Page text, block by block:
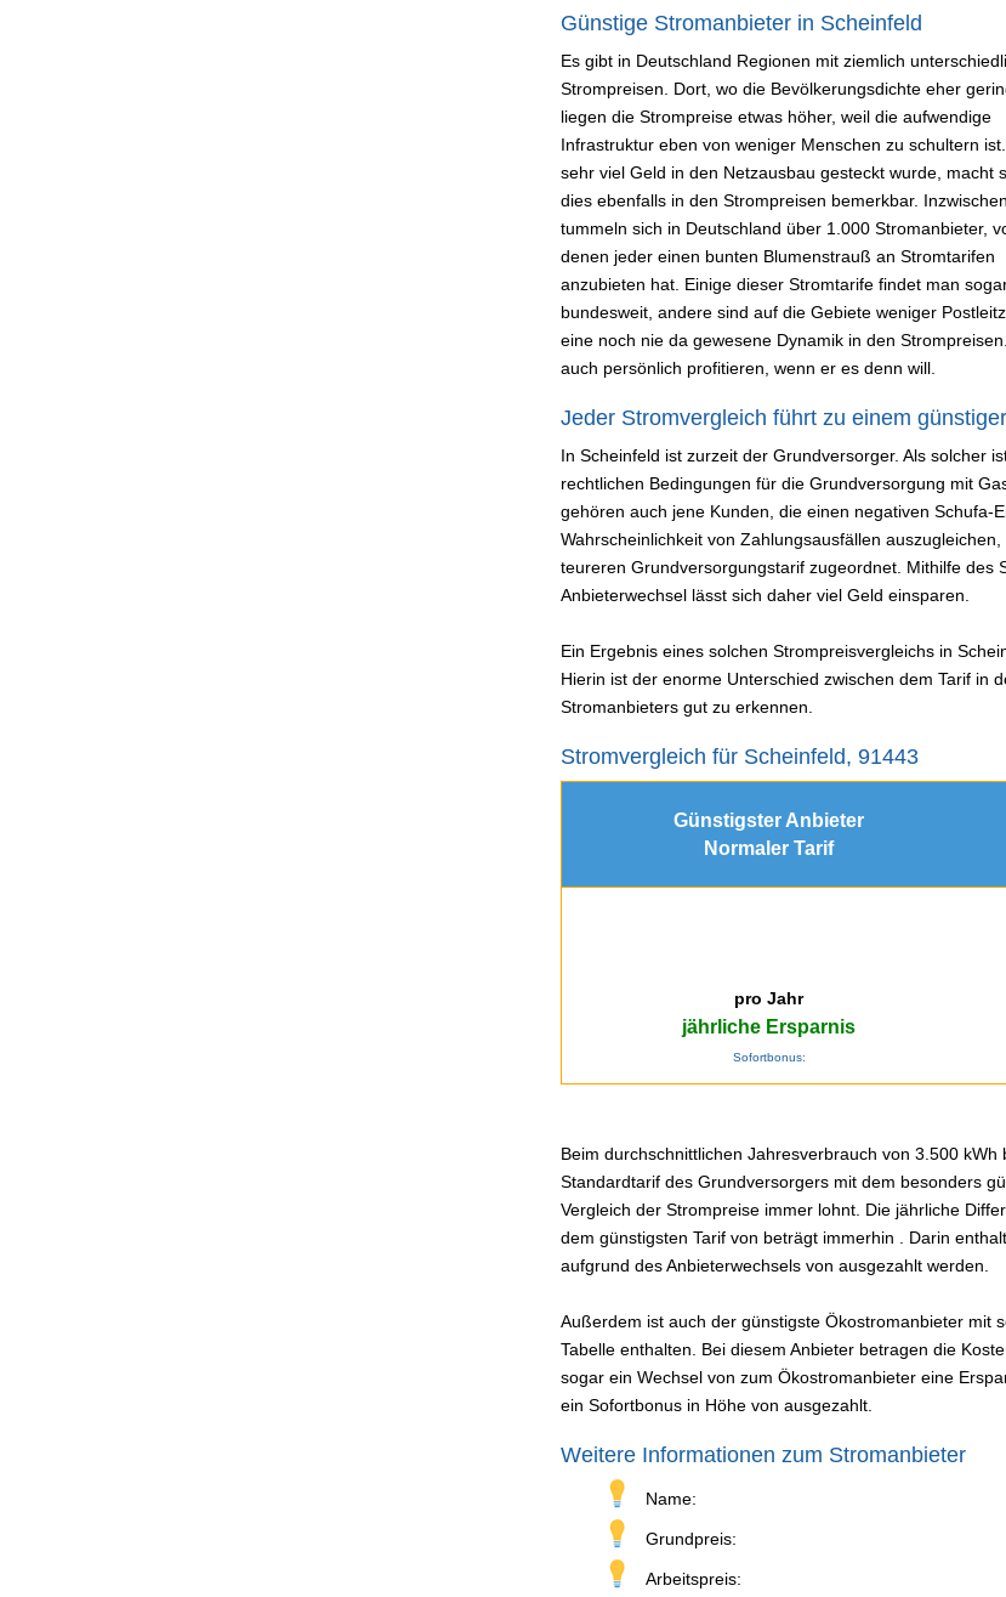
Günstige Stromanbieter in Scheinfeld
Es gibt in Deutschland Regionen mit ziemlich
Strompreisen. Dort, wo die Bevölkerungsdichte eher
liegen die Strompreise etwas höher, weil die aufwendige
Infrastruktur eben von weniger Menschen zu schultern
sehr viel Geld in den Netzausbau gesteckt wurde, macht
dies ebenfalls in den Strompreisen bemerkbar. Inzwischen
tummeln sich in Deutschland über 1.000 Stromanbieter,
denen jeder einen bunten Blumenstrauß an Stromtarifen
anzubieten hat. Einige dieser Stromtarife findet man
bundesweit, andere sind auf die Gebiete weniger
eine noch nie da gewesene Dynamik in den
auch persönlich profitieren, wenn er es denn will.
Jeder Stromvergleich führt zu einem
In Scheinfeld ist zurzeit der Grundversorger. Als solcher
rechtlichen Bedingungen für die Grundversorgung mit
gehören auch jene Kunden, die einen negativen
Wahrscheinlichkeit von Zahlungsausfällen
teureren Grundversorgungstarif zugeordnet. Mithilfe des
Anbieterwechsel lässt sich daher viel Geld einsparen.
Ein Ergebnis eines solchen Strompreisvergleichs in
Hierin ist der enorme Unterschied zwischen dem Tarif in
Stromanbieters gut zu erkennen.
Stromvergleich für Scheinfeld, 91443
Günstigster Anbieter
Normaler Tarif
pro Jahr
jährliche Ersparnis
Sofortbonus:
Beim durchschnittlichen Jahresverbrauch von 3.500
Standardtarif des Grundversorgers mit dem besonders
Vergleich der Strompreise immer lohnt. Die jährliche
dem günstigsten Tarif von beträgt immerhin . Darin
aufgrund des Anbieterwechsels von ausgezahlt werden.
Außerdem ist auch der günstigste Ökostromanbieter mit
Tabelle enthalten. Bei diesem Anbieter betragen die
sogar ein Wechsel von zum Ökostromanbieter eine
ein Sofortbonus in Höhe von ausgezahlt.
Weitere Informationen zum Stromanbieter
Name:
Grundpreis:
Arbeitspreis: